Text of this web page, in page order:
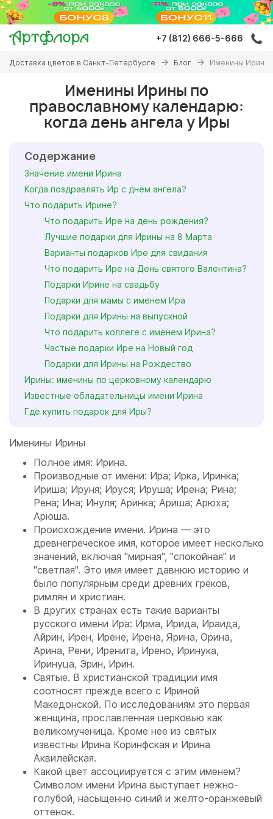
Перейти
основному
содержанию
+7 (812) 666-5-666
Вы
здесь
Доставка цветов в Санкт-Петербурге Блог Именины Ирины
Именины Ирины по
православному календарю:
когда день ангела у Иры
Содержание
Значение имени Ирина
Когда поздравлять Ир с днём ангела?
Что подарить Ирине?
Что подарить Ире на день рождения?
Лучшие подарки для Ирины на 8 Марта
Варианты подарков Ире для свидания
Что подарить Ире на День святого Валентина?
Подарки Ирине на свадьбу
Подарки для мамы с именем Ира
Подарки для Ирины на выпускной
Что подарить коллеге с именем Ирина?
Частые подарки Ире на Новый год
Подарки для Ирины на Рождество
Ирины: именины по церковному календарю
Известные обладательницы имени Ирина
Где купить подарок для Иры?
Именины Ирины
Полное имя: Ирина.
Производные от имени: Ира; Ирка, Иринка;
Ириша; Ируня; Ируся; Ируша; Ирена; Рина;
Рена; Ина; Инуля; Аринка; Ариша; Арюха;
Арюша.
Происхождение имени. Ирина — это
древнегреческое имя, которое имеет несколько
значений, включая "мирная", "спокойная" и
"светлая". Это имя имеет давнюю историю и
было популярным среди древних греков,
римлян и христиан.
В других странах есть такие варианты
русского имени Ира: Ирма, Ирида, Ираида,
Айрин, Ирен, Ирене, Ирена, Ярина, Орина,
Арина, Рени, Иренита, Ирено, Иринука,
Иринуца, Эрин, Ирин.
Святые. В христианской традиции имя
соотносят прежде всего с Ириной
Македонской. По исследованиям это первая
женщина, прославленная церковью как
великомученица. Кроме нее из святых
известны Ирина Коринфская и Ирина
Аквилейская.
Какой цвет ассоциируется с этим именем?
Символом имени Ирина выступает нежно-
голубой, насыщенно синий и желто-оранжевый
оттенок.